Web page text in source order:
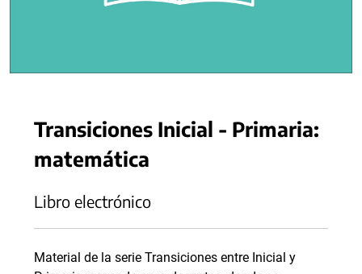
Transiciones Inicial - Primaria:
matemática
Libro electrónico
Material de la serie Transiciones entre Inicial y